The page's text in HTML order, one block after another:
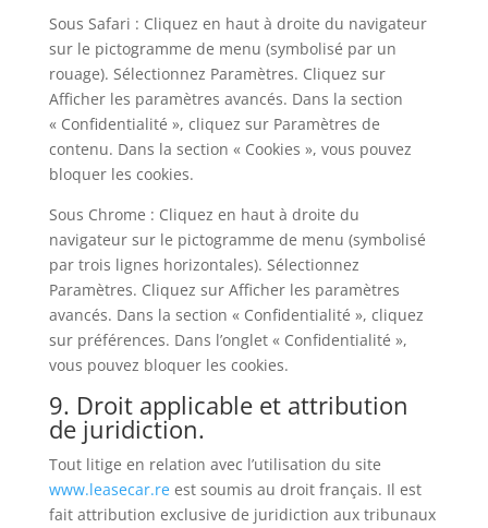
Sous Safari : Cliquez en haut à droite du navigateur
sur le pictogramme de menu (symbolisé par un
rouage). Sélectionnez Paramètres. Cliquez sur
Afficher les paramètres avancés. Dans la section
« Confidentialité », cliquez sur Paramètres de
contenu. Dans la section « Cookies », vous pouvez
bloquer les cookies.
Sous Chrome : Cliquez en haut à droite du
navigateur sur le pictogramme de menu (symbolisé
par trois lignes horizontales). Sélectionnez
Paramètres. Cliquez sur Afficher les paramètres
avancés. Dans la section « Confidentialité », cliquez
sur préférences. Dans l’onglet « Confidentialité »,
vous pouvez bloquer les cookies.
9. Droit applicable et attribution
de juridiction.
Tout litige en relation avec l’utilisation du site
www.leasecar.reest soumis au droit français. Il est
fait attribution exclusive de juridiction aux tribunaux